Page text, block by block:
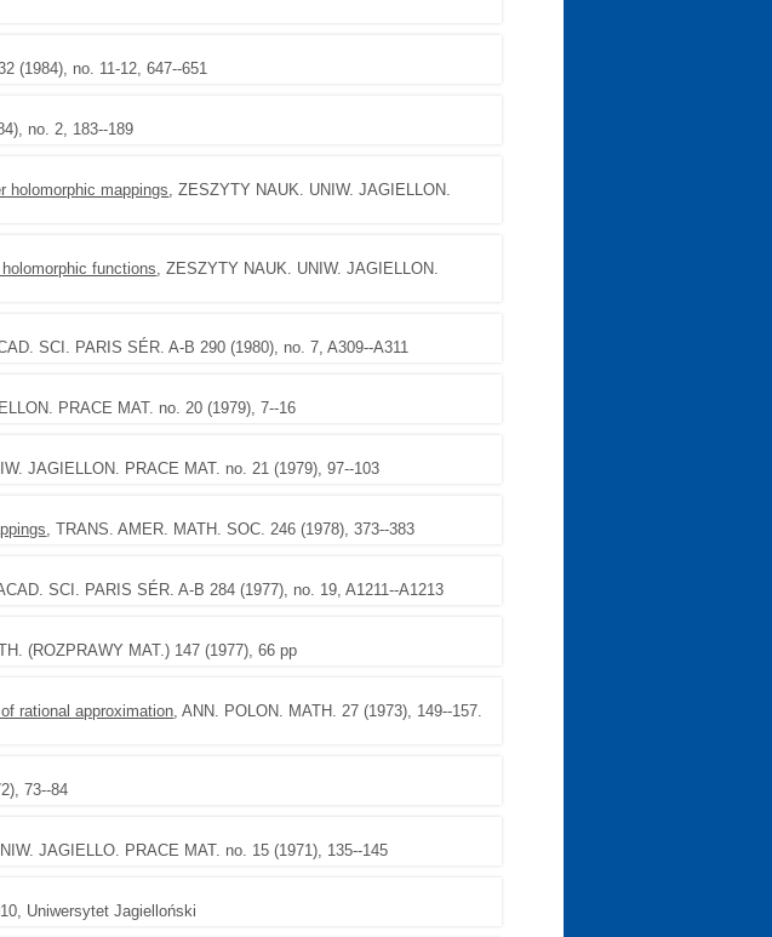
(1984), no. 11-12, 647--651
no. 2, 183--189
holomorphic mappings, ZESZYTY NAUK. UNIW. JAGIELLON.
functions, ZESZYTY NAUK. UNIW. JAGIELLON.
SCI. PARIS SÉR. A-B 290 (1980), no. 7, A309--A311
PRACE MAT. no. 20 (1979), 7--16
JAGIELLON. PRACE MAT. no. 21 (1979), 97--103
, TRANS. AMER. MATH. SOC. 246 (1978), 373--383
SCI. PARIS SÉR. A-B 284 (1977), no. 19, A1211--A1213
(ROZPRAWY MAT.) 147 (1977), 66 pp
rational approximation, ANN. POLON. MATH. 27 (1973), 149--157.
73--84
JAGIELLO. PRACE MAT. no. 15 (1971), 135--145
Uniwersytet Jagielloński